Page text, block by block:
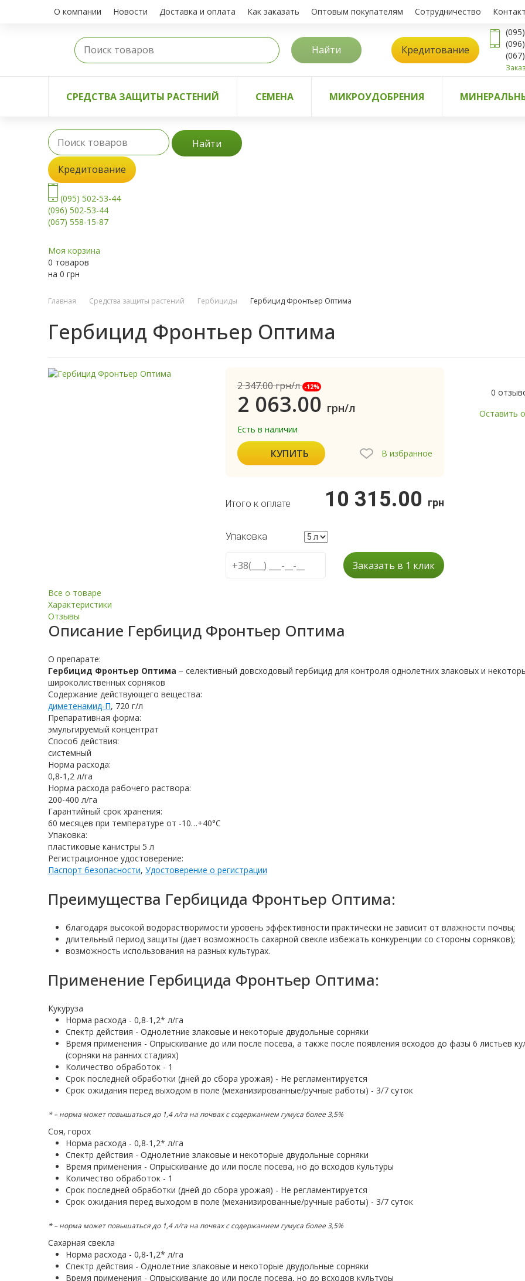
О компании Новости Доставка и оплата Как заказать Оптовым покупателям Сотрудничество
Найти Кредитование
СРЕДСТВА ЗАЩИТЫ РАСТЕНИЙ СЕМЕНА МИКРОУДОБРЕНИЯ
Найти
Кредитование
(095) 502-53-44
(096) 502-53-44
(067) 558-15-87
Моя корзина
0 товаров
на 0 грн
Главная Средства защиты растений Гербициды Гербицид Фронтьер Оптима
Гербицид Фронтьер Оптима
2 347.00грн/л -12%
2 063.00 грн/л
Есть в наличии
КУПИТЬ В избранное
Итого к оплате 10 315.00 грн
Упаковка
0
Оставить
Заказать в 1 клик
Все о товаре
Характеристики
Отзывы
Описание Гербицид Фронтьер Оптима
О препарате:
Гербицид Фронтьер Оптима – селективный довсходовый гербицид для контроля однолетних злаковых и
широколиственных сорняков
Содержание действующего вещества:
диметенамид-П, 720 г/л
Препаративная форма:
эмульгируемый концентрат
Способ действия:
системный
Норма расхода:
0,8-1,2 л/га
Норма расхода рабочего раствора:
200-400 л/га
Гарантийный срок хранения:
60 месяцев при температуре от -10…+40°C
Упаковка:
пластиковые канистры 5 л
Регистрационное удостоверение:
Паспорт безопасности, Удостоверение о регистрации
Преимущества Гербицида Фронтьер Оптима:
благодаря высокой водорастворимости уровень эффективности практически не зависит от влажности почвы;
длительный период защиты (дает возможность сахарной свекле избежать конкуренции со стороны сорняков);
возможность использования на разных культурах.
Применение Гербицида Фронтьер Оптима:
Кукуруза
Норма расхода - 0,8-1,2* л/га
Спектр действия - Однолетние злаковые и некоторые двудольные сорняки
Время применения - Опрыскивание до или после посева, а также после появления всходов до фазы 6 листьев
(сорняки на ранних стадиях)
Количество обработок - 1
Срок последней обработки (дней до сбора урожая) - Не регламентируется
Срок ожидания перед выходом в поле (механизированные/ручные работы) - 3/7 суток
* – норма может повышаться до 1,4 л/га на почвах с содержанием гумуса более 3,5%
Соя, горох
Норма расхода - 0,8-1,2* л/га
Спектр действия - Однолетние злаковые и некоторые двудольные сорняки
Время применения - Опрыскивание до или после посева, но до всходов культуры
Количество обработок - 1
Срок последней обработки (дней до сбора урожая) - Не регламентируется
Срок ожидания перед выходом в поле (механизированные/ручные работы) - 3/7 суток
* – норма может повышаться до 1,4 л/га на почвах с содержанием гумуса более 3,5%
Сахарная свекла
Норма расхода - 0,8-1,2* л/га
Спектр действия - Однолетние злаковые и некоторые двудольные сорняки
Время применения - Опрыскивание до или после посева, но до всходов культуры